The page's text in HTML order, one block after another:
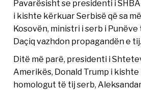
Pavarësisht se presidenti i
i kishte kërkuar Serbisë që sa
Kosovën, ministri i serb i Punëve
Daçiq vazhdon propagandën e tij.
Ditë më parë, presidenti i
Amerikës, Donald Trump i
homologut të tij serb,